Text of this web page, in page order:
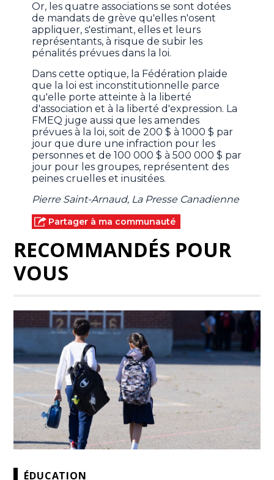
Or, les quatre associations se sont dotées
de mandats de grève qu'elles n'osent
appliquer, s'estimant, elles et leurs
représentants, à risque de subir les
pénalités prévues dans la loi.
Dans cette optique, la Fédération plaide
que la loi est inconstitutionnelle parce
qu'elle porte atteinte à la liberté
d'association et à la liberté d'expression. La
FMEQ juge aussi que les amendes
prévues à la loi, soit de 200 $ à 1000 $ par
jour que dure une infraction pour les
personnes et de 100 000 $ à 500 000 $ par
jour pour les groupes, représentent des
peines cruelles et inusitées.
Pierre Saint-Arnaud, La Presse Canadienne
Partager à ma communauté
RECOMMANDÉS POUR
VOUS
ÉDUCATION